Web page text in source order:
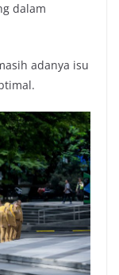
dalam
adanya isu